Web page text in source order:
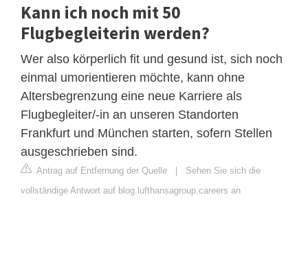
Kann ich noch mit 50
Flugbegleiterin werden?
Wer also körperlich fit und gesund ist, sich noch
einmal umorientieren möchte, kann ohne
Altersbegrenzung eine neue Karriere als
Flugbegleiter/-in an unseren Standorten
Frankfurt und München starten, sofern Stellen
ausgeschrieben sind.
Antrag auf Entfernung der Quelle | Sehen Sie sich die
vollständige Antwort auf blog.lufthansagroup.careers an